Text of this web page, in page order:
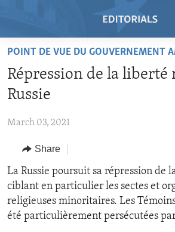
Skip
main
content
to
Navigation
Skip
to
Search
VIDEO
REGIONS
AFRICA
AMERICAS
EUROPE
TOPICS
HUMAN RIGHTS
SECURITY AND DEFENSE
AID AND DEVELOPMENT
ARCHIVE
ABOUT US
FOLLOW US
POINT DE VUE DU GOUVERNEMENT
Répression de la liberté
Russie
March 03, 2021
Share
La Russie poursuit sa répression de
ciblant en particulier les sectes et
religieuses minoritaires. Les
été particulièrement persécutées